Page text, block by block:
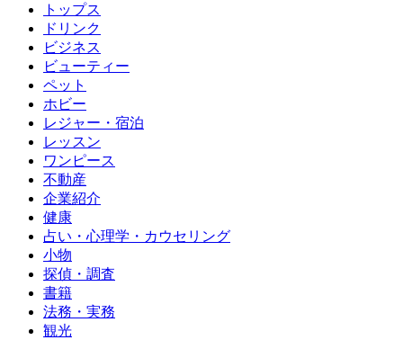
トップス
ドリンク
ビジネス
ビューティー
ペット
ホビー
レジャー・宿泊
レッスン
ワンピース
不動産
企業紹介
健康
占い・心理学・カウセリング
小物
探偵・調査
書籍
法務・実務
観光